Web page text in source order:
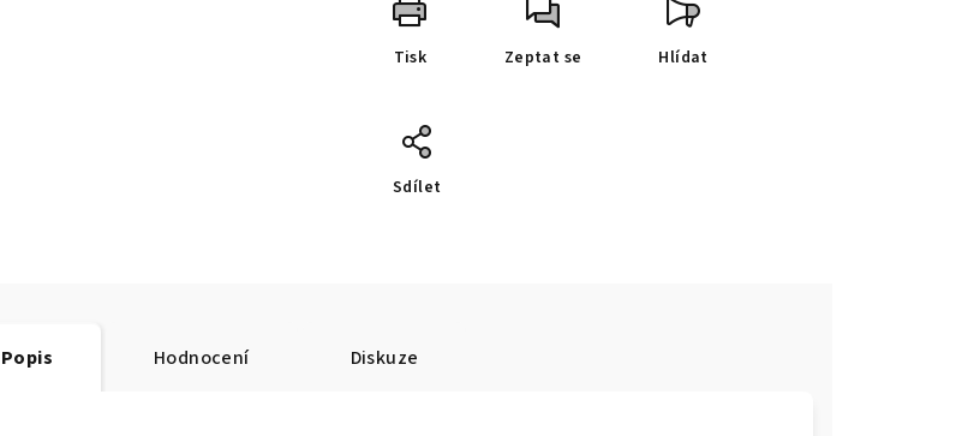
Tisk Zeptat se Hlídat
Sdílet
Popis Hodnocení Diskuze